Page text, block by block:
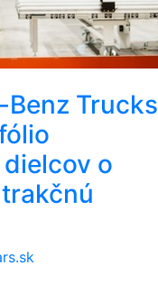
Trucks
o